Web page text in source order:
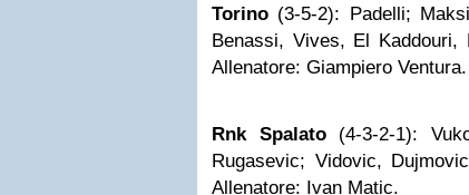
Torino (3-5-2): Padelli;
Benassi, Vives, El Kaddouri,
Allenatore: Giampiero Ventura.
Rnk Spalato
(4-3-2-1):
Rugasevic; Vidovic,
Allenatore: Ivan Matic.